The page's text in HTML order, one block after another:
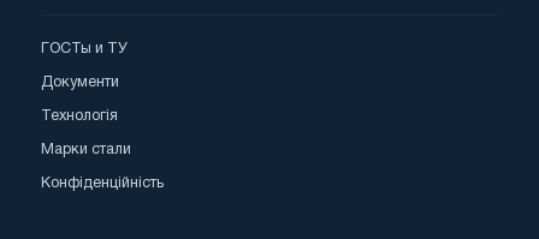
ГОСТы и ТУ
Документи
Технологія
Марки стали
Конфіденційність